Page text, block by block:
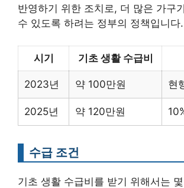
반영하기 위한 조치로, 더 많은 가구
수 있도록 하려는 정부의 정책입니다.
시기 기초 생활 수급비
2023년 약 100만원 현
2025년 약 120만원
수급 조건
기초 생활 수급비를 받기 위해서는